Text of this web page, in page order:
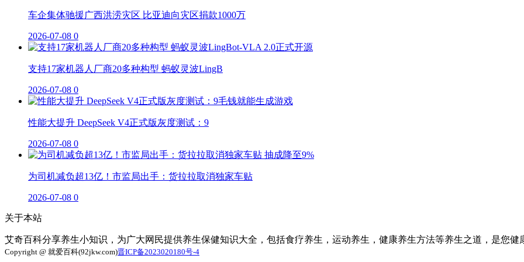
车企集体驰援广西洪涝灾区 比亚迪向灾区捐款1000万
2026-07-08 0
支持17家机器人厂商20多种构型 蚂蚁灵波LingB
2026-07-08 0
性能大提升 DeepSeek V4正式版灰度测试：9
2026-07-08 0
为司机减负超13亿！市监局出手：货拉拉取消独家车贴
2026-07-08 0
关于本站
艾奇百科分享养生小知识，为广大网民提供养生保健知识大全，包括食疗养生，运动养生，健康养生方法等养生之道，是您健
Copyright @ 就爱百科(92jkw.com)晋ICP备2023020180号-4